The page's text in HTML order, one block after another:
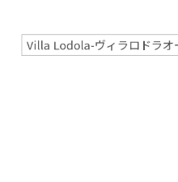
Villa Lodola-ヴィラロドラオ